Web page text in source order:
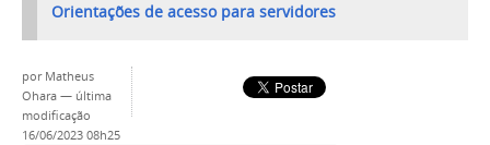
Orientações de acesso para servidores
por Matheus
Ohara — última
modificação
16/06/2023 08h25